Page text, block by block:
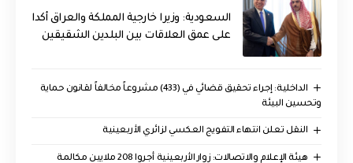
السعودية: وزيرا خارجية المملكة والعراق أكدا
على عمق العلاقات بين البلدين الشقيقين
الداخلية: إجراء تحقيق قضائي في (433) مشروعاً مخالفاً لقانون حماية
وتحسين البيئة
النقل تعلن انتهاء التفويج العكسي لزائري الأربعينية
هيئة الإعلام والاتصالات: زوار الأربعينية أجروا 208 ملايين مكالمة